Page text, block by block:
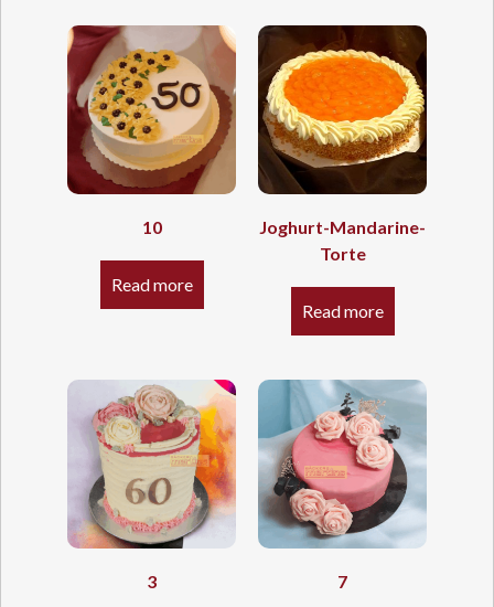
10
Read more
Joghurt-Mandarine-
Torte
Read more
3 7